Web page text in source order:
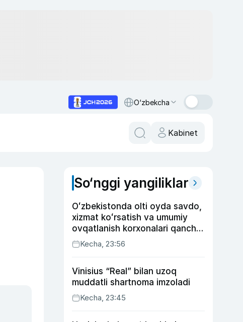
O‘zbekcha
Kabinet
So‘nggi yangiliklar
Oʻzbekistonda olti oyda savdo,
xizmat koʻrsatish va umumiy
ovqatlanish korxonalari qancha
soliq toʻlagani ochiqlandi
Kecha, 23:56
Vinisius “Real” bilan uzoq
muddatli shartnoma imzoladi
Kecha, 23:45